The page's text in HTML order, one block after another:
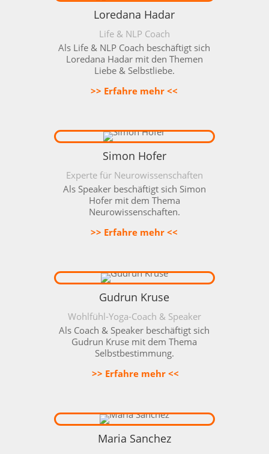
Loredana Hadar
Life & NLP Coach
Als Life & NLP Coach beschäftigt sich
Loredana Hadar mit den Themen
Liebe & Selbstliebe.
>> Erfahre mehr <<
Simon Hofer
Experte für Neurowissenschaften
Als Speaker beschäftigt sich Simon
Hofer mit dem Thema
Neurowissenschaften.
>> Erfahre mehr <<
Gudrun Kruse
Wohlfühl-Yoga-Coach & Speaker
Als Coach & Speaker beschäftigt sich
Gudrun Kruse mit dem Thema
Selbstbestimmung.
>> Erfahre mehr <<
Maria Sanchez